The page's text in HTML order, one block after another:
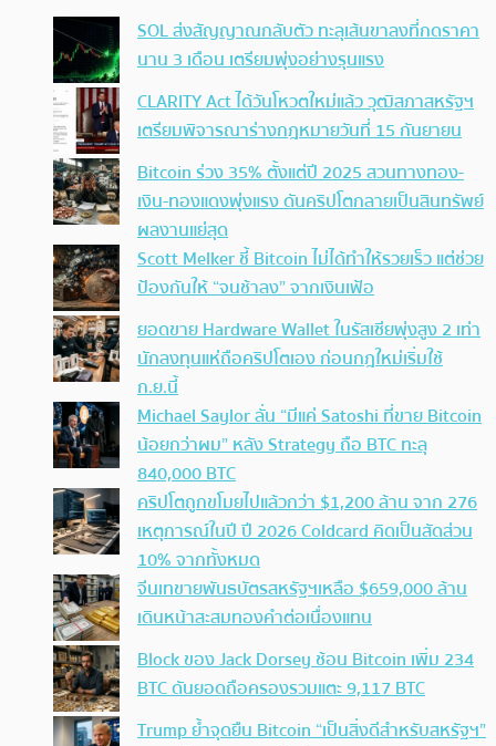
SOL ส่งสัญญาณกลับตัว ทะลุเส้นขาลงที่กดราคา
นาน 3 เดือน เตรียมพุ่งอย่างรุนแรง
CLARITY Act ได้วันโหวตใหม่แล้ว วุฒิสภาสหรัฐฯ
เตรียมพิจารณาร่างกฎหมายวันที่ 15 กันยายน
Bitcoin ร่วง 35% ตั้งแต่ปี 2025 สวนทางทอง-
เงิน-ทองแดงพุ่งแรง ดันคริปโตกลายเป็นสินทรัพย์
ผลงานแย่สุด
Scott Melker ชี้ Bitcoin ไม่ได้ทำให้รวยเร็ว แต่ช่วย
ป้องกันให้ “จนช้าลง” จากเงินเฟ้อ
ยอดขาย Hardware Wallet ในรัสเซียพุ่งสูง 2 เท่า
นักลงทุนแห่ถือคริปโตเอง ก่อนกฎใหม่เริ่มใช้
ก.ย.นี้
Michael Saylor ลั่น “มีแค่ Satoshi ที่ขาย Bitcoin
น้อยกว่าผม” หลัง Strategy ถือ BTC ทะลุ
840,000 BTC
คริปโตถูกขโมยไปแล้วกว่า $1,200 ล้าน จาก 276
เหตุการณ์ในปี ปี 2026 Coldcard คิดเป็นสัดส่วน
10% จากทั้งหมด
จีนเทขายพันธบัตรสหรัฐฯเหลือ $659,000 ล้าน
เดินหน้าสะสมทองคำต่อเนื่องแทน
Block ของ Jack Dorsey ช้อน Bitcoin เพิ่ม 234
BTC ดันยอดถือครองรวมแตะ 9,117 BTC
Trump ย้ำจุดยืน Bitcoin “เป็นสิ่งดีสำหรับสหรัฐฯ”